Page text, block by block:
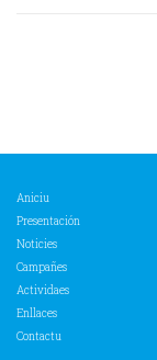
Aniciu
Presentación
Noticies
Campañes
Actividaes
Enllaces
Contactu